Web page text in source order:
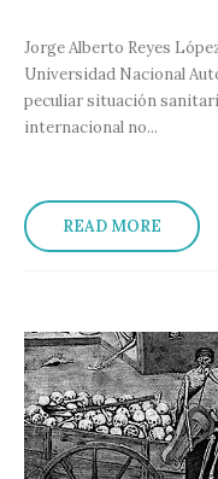
Jorge Alberto Reyes
Universidad Nacional
peculiar situación
internacional no...
READ MORE